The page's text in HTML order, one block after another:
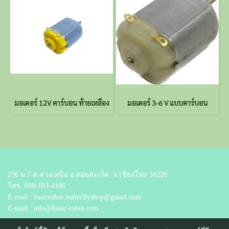
มอเตอร์ 12V คาร์บอน ท้ายเหลือง มอเตอร์ 3-6 V แบบคาร์บอน
236 ม.7 ต.ลวงเหนือ อ.ดอยสะเก็ด จ.เชียงใหม่ 50220
โทร. 098-103-4106
E-mail : basicrobot.butterflyshop@gmail.com
E-mail : info@basic-robot.com